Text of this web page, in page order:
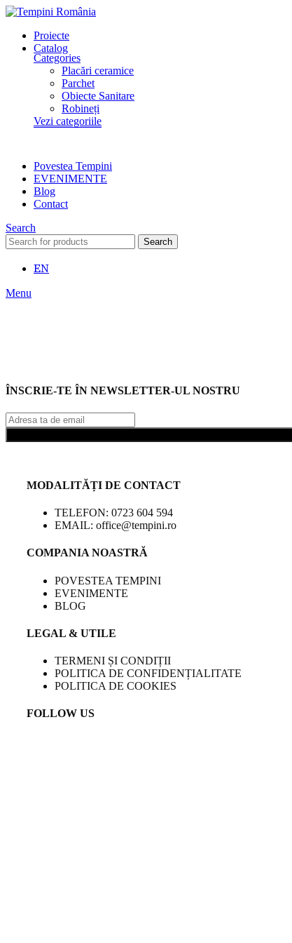
Proiecte
Catalog
Categories
Placări ceramice
Parchet
Obiecte Sanitare
Robineți
Vezi categoriile
Povestea Tempini
EVENIMENTE
Blog
Contact
Search
Search
EN
Menu
ÎNSCRIE-TE ÎN NEWSLETTER-UL NOSTRU
MODALITĂȚI DE CONTACT
TELEFON: 0723 604 594
EMAIL: office@tempini.ro
COMPANIA NOASTRĂ
POVESTEA TEMPINI
EVENIMENTE
BLOG
LEGAL & UTILE
TERMENI ȘI CONDIȚII
POLITICA DE CONFIDENȚIALITATE
POLITICA DE COOKIES
FOLLOW US